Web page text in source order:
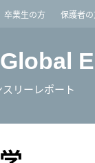
卒業生の方 保護者
リーレポート